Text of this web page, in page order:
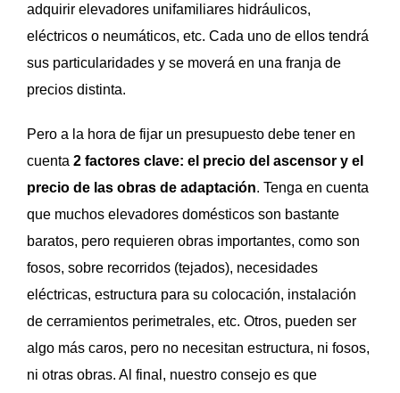
adquirir elevadores unifamiliares hidráulicos,
eléctricos o neumáticos, etc. Cada uno de ellos tendrá
sus particularidades y se moverá en una franja de
precios distinta.
Pero a la hora de fijar un presupuesto debe tener en
cuenta 2 factores clave: el precio del ascensor y el
precio de las obras de adaptación. Tenga en cuenta
que muchos elevadores domésticos son bastante
baratos, pero requieren obras importantes, como son
fosos, sobre recorridos (tejados), necesidades
eléctricas, estructura para su colocación, instalación
de cerramientos perimetrales, etc. Otros, pueden ser
algo más caros, pero no necesitan estructura, ni fosos,
ni otras obras. Al final, nuestro consejo es que